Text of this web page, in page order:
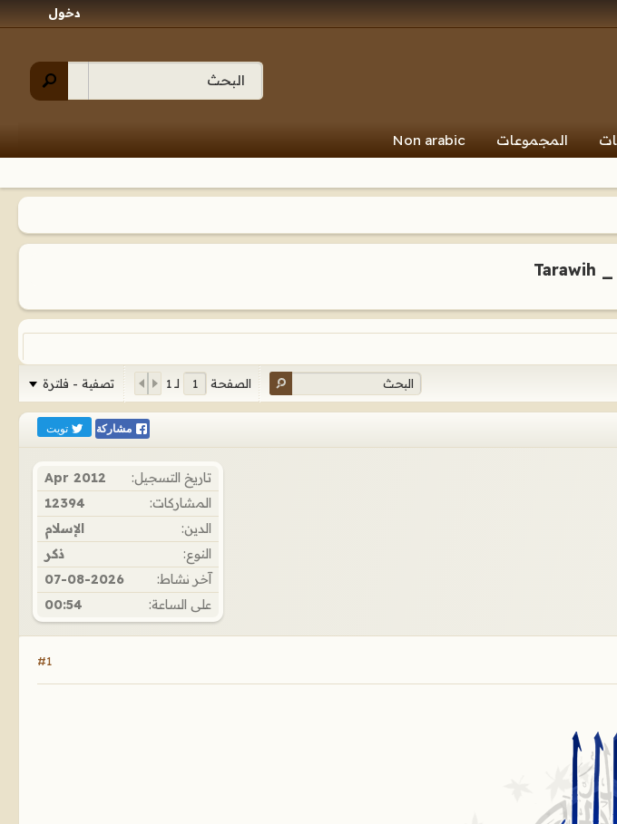
دخول
المجموعات Non arabic
Tarawih
الصفحة لـ1 تصفية - فلترة
مشاركة تويت
تاريخ التسجيل:
Apr 2012
المشاركات:
12394
الدين:
الإسلام
النوع:
ذكر
آخر نشاط:
07-08-2026
على الساعة:
00:54
#1